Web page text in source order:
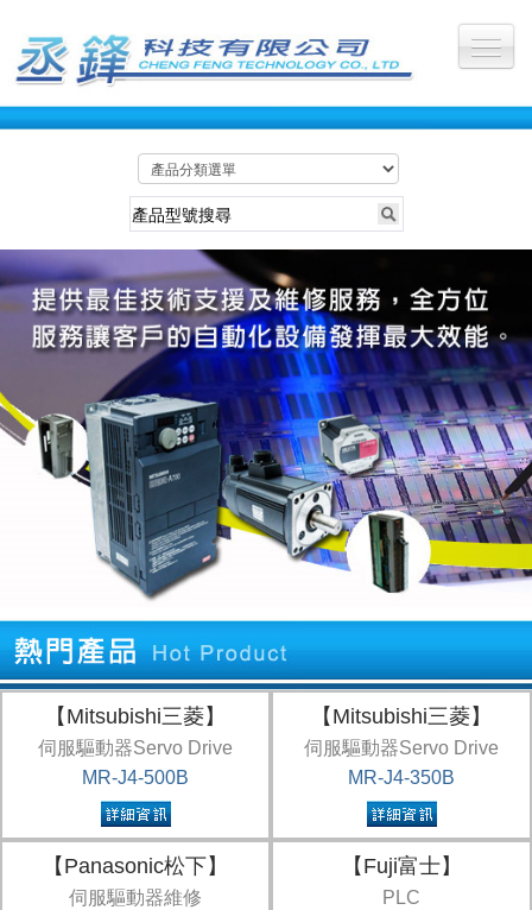
維修照片
維修影片
聯絡我們
【Mitsubishi三菱】
伺服驅動器Servo Drive
MR-J4-500B
【Mitsubishi三菱】
伺服驅動器Servo Drive
MR-J4-350B
【Panasonic松下】
伺服驅動器維修
【Fuji富士】
PLC